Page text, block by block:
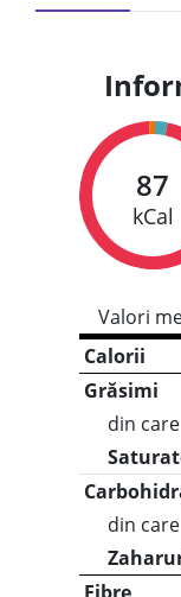
87
kCal
Valori
Calorii
Grăsimi
din care
din care